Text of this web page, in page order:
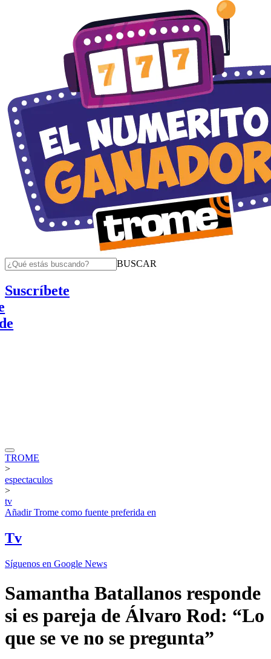
BUSCAR
Suscríbete
TROME
>
espectaculos
>
tv
AñadirTrome como fuente preferida en
Tv
Síguenos en Google News
Samantha Batallanos responde
si es pareja de Álvaro Rod: “Lo
que se ve no se pregunta”